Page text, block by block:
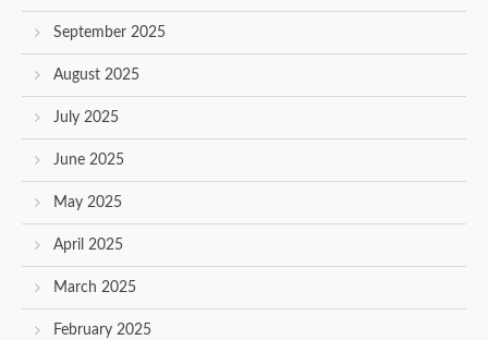
September 2025
August 2025
July 2025
June 2025
May 2025
April 2025
March 2025
February 2025